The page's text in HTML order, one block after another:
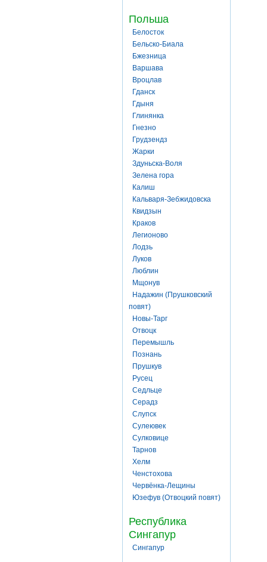
Польша
Белосток
Бельско-Биала
Бжезница
Варшава
Вроцлав
Гданск
Гдыня
Глинянка
Гнезно
Грудзендз
Жарки
Здуньска-Воля
Зелена гора
Калиш
Кальваря-Зебжидовска
Квидзын
Краков
Легионово
Лодзь
Луков
Люблин
Мщонув
Надажин (Прушковский
повят)
Новы-Тарг
Отвоцк
Перемышль
Познань
Прушкув
Русец
Седльце
Серадз
Слупск
Сулеювек
Сулковице
Тарнов
Хелм
Ченстохова
Червёнка-Лещины
Юзефув (Отвоцкий повят)
Республика
Сингапур
Сингапур